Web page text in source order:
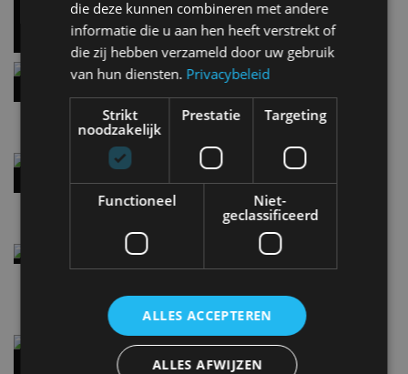
5 aug
Hennessey Blackbird krijgt atmosferische V8 en
handbak: soms is eenvoud leuker
Audi A2 e-Tron mikt op verbruik van 12,8 kWh
4 aug
Elektrische Geely E2 (tijdelijk) net zo goedkoop
als een Renault Twingo
Vernieuwde Hyundai Ioniq 6 rijdt tot 680
kilometer en wordt goedkoper
die deze kunnen combineren met andere
informatie die u aan hen heeft verstrekt of
die zij hebben verzameld door uw gebruik
van hun diensten. Privacybeleid
Strikt
noodzakelijk
Prestatie Targeting
Functioneel
Niet-
geclassificeerd
ALLES ACCEPTEREN
ALLES AFWIJZEN